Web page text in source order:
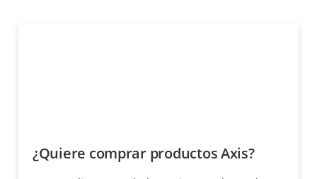
¿Quiere comprar productos Axis?